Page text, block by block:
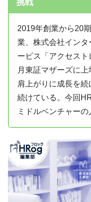
挑戦
2019年創業から20
業、株式会社イン
ービス「アクセス
月東証マザーズに
肩上がりに成長を
続けている。今回
ミドルベンチャーの